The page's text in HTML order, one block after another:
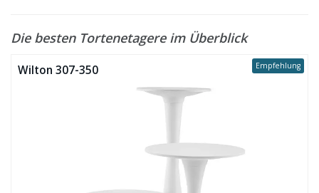
Die besten Tortenetagere im Überblick
Empfehlung
Wilton 307-350